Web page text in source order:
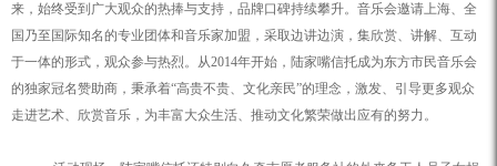
来，始终受到广大观众的热捧与支持，品牌口碑持续攀升。音乐会邀请上海、全
国乃至国际知名的专业团体和音乐家加盟，采取边讲边演，集欣赏、讲解、互动
于一体的形式，观众参与热烈。从2014年开始，陆家嘴信托成为东方市民音乐会
的独家冠名赞助商，秉承着“高贵不贵、文化亲民”的理念，激发、引导更多观众
走进艺术、欣赏音乐，为丰富大众生活、推动文化繁荣做出应有的努力。